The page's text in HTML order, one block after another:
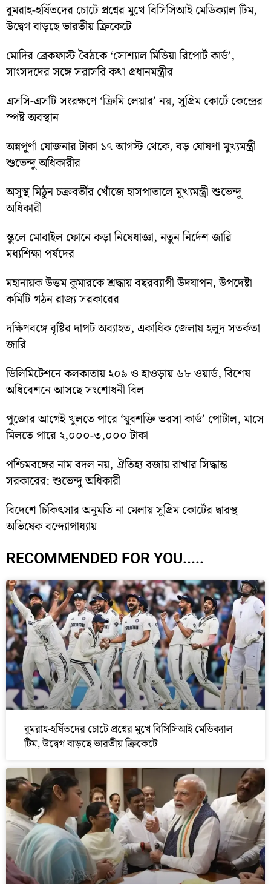
বুমরাহ-হর্ষিতদের চোটে প্রশ্নের মুখে বিসিসিআই মেডিক্যাল টিম,
উদ্বেগ বাড়ছে ভারতীয় ক্রিকেটে
মোদির ব্রেকফাস্ট বৈঠকে ‘সোশ্যাল মিডিয়া রিপোর্ট কার্ড’,
সাংসদদের সঙ্গে সরাসরি কথা প্রধানমন্ত্রীর
এসসি-এসটি সংরক্ষণে ‘ক্রিমি লেয়ার’ নয়, সুপ্রিম কোর্টে কেন্দ্রের
স্পষ্ট অবস্থান
অন্নপূর্ণা যোজনার টাকা ১৭ আগস্ট থেকে, বড় ঘোষণা মুখ্যমন্ত্রী
শুভেন্দু অধিকারীর
অসুস্থ মিঠুন চক্রবর্তীর খোঁজে হাসপাতালে মুখ্যমন্ত্রী শুভেন্দু
অধিকারী
স্কুলে মোবাইল ফোনে কড়া নিষেধাজ্ঞা, নতুন নির্দেশ জারি
মধ্যশিক্ষা পর্ষদের
মহানায়ক উত্তম কুমারকে শ্রদ্ধায় বছরব্যাপী উদযাপন, উপদেষ্টা
কমিটি গঠন রাজ্য সরকারের
দক্ষিণবঙ্গে বৃষ্টির দাপট অব্যাহত, একাধিক জেলায় হলুদ সতর্কতা
জারি
ডিলিমিটেশনে কলকাতায় ২০৯ ও হাওড়ায় ৬৮ ওয়ার্ড, বিশেষ
অধিবেশনে আসছে সংশোধনী বিল
পুজোর আগেই খুলতে পারে ‘যুবশক্তি ভরসা কার্ড’ পোর্টাল, মাসে
মিলতে পারে ২,০০০-৩,০০০ টাকা
পশ্চিমবঙ্গের নাম বদল নয়, ঐতিহ্য বজায় রাখার সিদ্ধান্ত
সরকারের: শুভেন্দু অধিকারী
বিদেশে চিকিৎসার অনুমতি না মেলায় সুপ্রিম কোর্টের দ্বারস্থ
অভিষেক বন্দ্যোপাধ্যায়
RECOMMENDED FOR YOU.....
বুমরাহ-হর্ষিতদের চোটে প্রশ্নের মুখে বিসিসিআই মেডিক্যাল
টিম, উদ্বেগ বাড়ছে ভারতীয় ক্রিকেটে